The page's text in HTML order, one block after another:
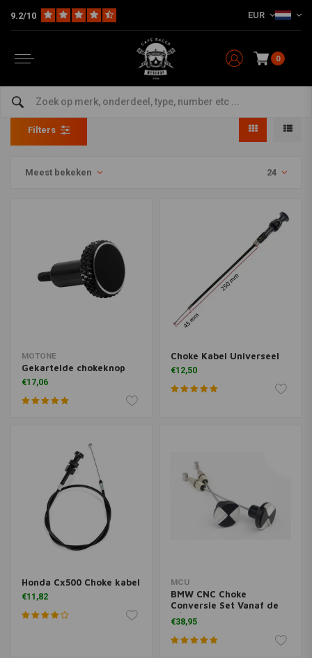
9.2/10 EUR
0
Choke Kabels
Home The Workshop Kabels Choke Kabels
Filters
Meest bekeken 24
MOTONE
Gekartelde chokeknop
€17,06
Choke Kabel Universeel
€12,50
Honda Cx500 Choke kabel
€11,82
MCU
BMW CNC Choke
Conversie Set Vanaf de
9/'80 Modellen
€38,95